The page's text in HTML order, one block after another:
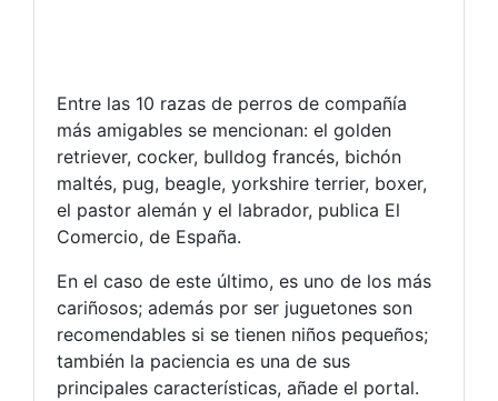
Entre las 10 razas de perros de compañía
más amigables se mencionan: el golden
retriever, cocker, bulldog francés, bichón
maltés, pug, beagle, yorkshire terrier, boxer,
el pastor alemán y el labrador, publica El
Comercio, de España.
En el caso de este último, es uno de los más
cariñosos; además por ser juguetones son
recomendables si se tienen niños pequeños;
también la paciencia es una de sus
principales características, añade el portal.